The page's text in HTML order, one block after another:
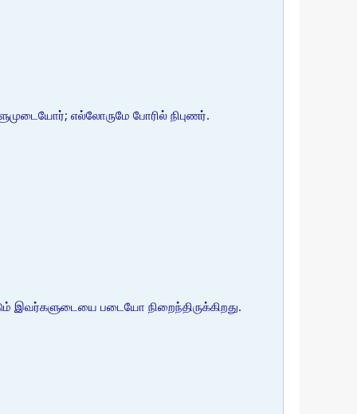
எல்லோருமே போரில் நிபுணர்.
இவர்களுடையை படையோ நிறைந்திருக்கிறது.